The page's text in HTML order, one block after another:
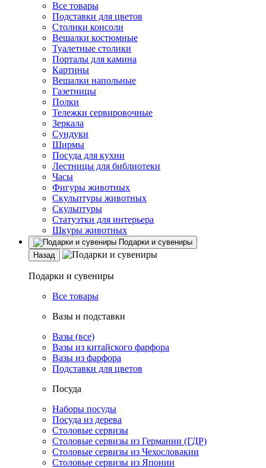
Все товары
Подставки для цветов
Столики консоли
Вешалки костюмные
Туалетные столики
Порталы для камина
Картины
Вешалки напольные
Газетницы
Полки
Тележки сервировочные
Зеркала
Сундуки
Ширмы
Посуда для кухни
Лестницы для библиотеки
Часы
Фигуры животных
Скульптуры животных
Скульптуры
Статуэтки для интерьера
Шкуры животных
Подарки и сувениры
Назад
Подарки и сувениры
Все товары
Вазы и подставки
Вазы (все)
Вазы из китайского фарфора
Вазы из фарфора
Подставки для цветов
Посуда
Наборы посуды
Посуда из дерева
Столовые сервизы
Столовые сервизы из Германии (ГДР)
Столовые сервизы из Чехословакии
Столовые сервизы из Японии